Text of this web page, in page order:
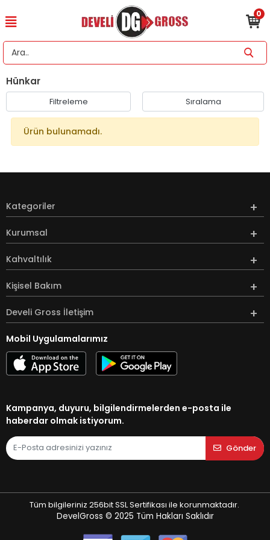
0
Hünkar
Filtreleme Sıralama
Ürün bulunamadı.
Kategoriler
Kurumsal
Kahvaltılık
Kişisel Bakım
Develi Gross İletişim
Mobil Uygulamalarımız
Kampanya, duyuru, bilgilendirmelerden e-posta ile
haberdar olmak istiyorum.
Gönder
Tüm bilgileriniz 256bit SSL Sertifikası ile korunmaktadır.
DevelGross © 2025 Tüm Hakları Saklıdır